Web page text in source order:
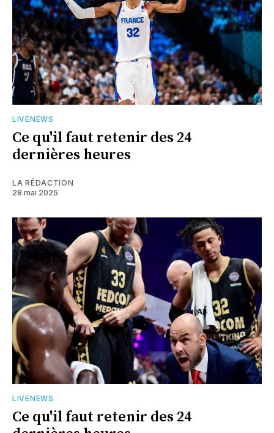
LIVENEWS
Ce qu'il faut retenir des 24
dernières heures
LA RÉDACTION
28 mai 2025
LIVENEWS
Ce qu'il faut retenir des 24